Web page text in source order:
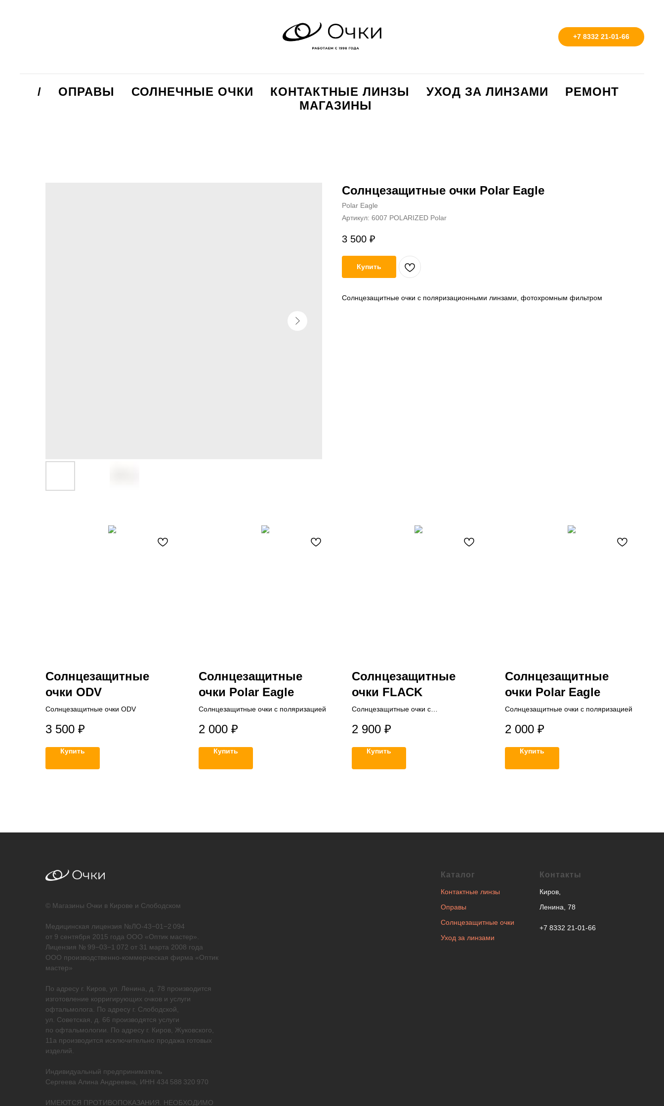
+7 8332 21-01-66
/ ОПРАВЫ СОЛНЕЧНЫЕ ОЧКИ КОНТАКТНЫЕ ЛИНЗЫ УХОД ЗА ЛИНЗАМИ
РЕМОНТ
МАГАЗИНЫ
Солнцезащитные очки Polar Eagle
Polar Eagle
Артикул: 6007 POLARIZED Polar
3 500 ₽
Купить
Солнцезащитные очки с поляризационными линзами, фотохромным фильтром
Солнцезащитные
очки ODV
Солнцезащитные очки ODV
3 500 ₽
Купить
Солнцезащитные
очки Polar Eagle
Солнцезащитные очки с поляризацией
2 000 ₽
Купить
Солнцезащитные
очки FLACK
Солнцезащитные очки с
2 900 ₽
Купить
Солнцезащитные
очки Polar Eagle
Солнцезащитные очки с поляризацией
2 000 ₽
Купить
© Магазины Очки в Кирове и Слободском
Медицинская лицензия №ЛО-43−01−2 094
от 9 сентября 2015 года ООО «Оптик мастер».
Лицензия № 99−03−1 072 от 31 марта 2008 года
ООО производственно-коммерческая фирма «Оптик
мастер»
По адресу г. Киров, ул. Ленина, д. 78 производится
изготовление корригирующих очков и услуги
офтальмолога. По адресу г. Слободской,
ул. Советская, д. 66 производятся услуги
по офтальмологии. По адресу г. Киров, Жуковского,
11а производится исключительно продажа готовых
изделий.
Индивидуальный предприниматель
Сергеева Алина Андреевна, ИНН 434 588 320 970
ИМЕЮТСЯ ПРОТИВОПОКАЗАНИЯ. НЕОБХОДИМО
Каталог
Контактные линзы
Оправы
Солнцезащитные очки
Уход за линзами
Контакты
Киров,
Ленина, 78
+7 8332 21-01-66